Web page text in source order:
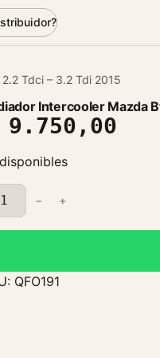
Tdci – 3.2 Tdi 2015
Intercooler Mazda
9.750,00
− +
QFO191